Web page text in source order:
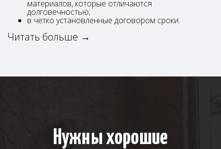
материалов, которые отличаются
долговечностью;
в четко установленные договором сроки.
Читать больше →
Нужны хорошие